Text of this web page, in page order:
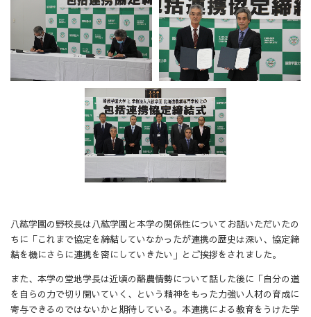
八紘学園の野校長は八紘学園と本学の関係性についてお話いただいたの
ちに「これまで協定を締結していなかったが連携の歴史は深い、協定締
結を機にさらに連携を密にしていきたい」とご挨拶をされました。
また、本学の堂地学長は近頃の酪農情勢について話した後に「自分の道
を自らの力で切り開いていく、という精神をもった力強い人材の育成に
寄与できるのではないかと期待している。本連携による教育をうけた学